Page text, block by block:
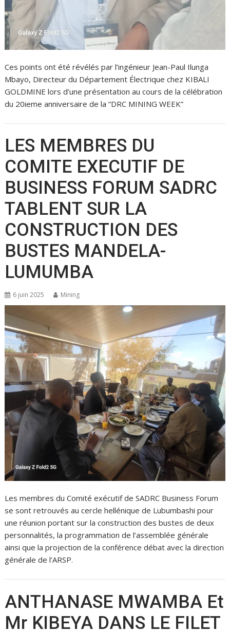
Ces points ont été révélés par l’ingénieur Jean-Paul Ilunga
Mbayo, Directeur du Département Électrique chez KIBALI
GOLDMINE lors d’une présentation au cours de la célébration
du 20ieme anniversaire de la “DRC MINING WEEK”
LES MEMBRES DU
COMITE EXECUTIF DE
BUSINESS FORUM SADRC
TABLENT SUR LA
CONSTRUCTION DES
BUSTES MANDELA-
LUMUMBA
6 juin 2025 Mining
Les membres du Comité exécutif de SADRC Business Forum
se sont retrouvés au cercle hellénique de Lubumbashi pour
une réunion portant sur la construction des bustes de deux
personnalités, la programmation de l’assemblée générale
ainsi que la projection de la conférence débat avec la direction
générale de l’ARSP.
ANTHANASE MWAMBA Et
Mr KIBEYA DANS LE FILET